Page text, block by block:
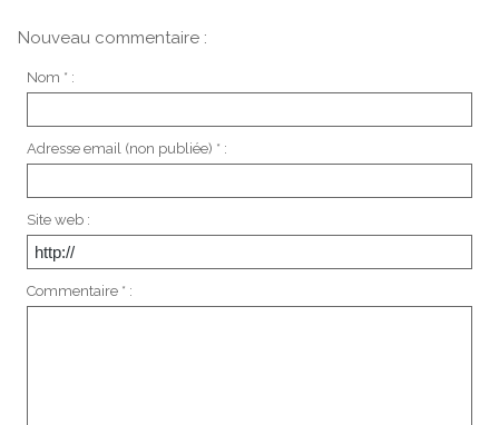
Nouveau commentaire :
Nom * :
Adresse email (non publiée) * :
Site web :
Commentaire * :